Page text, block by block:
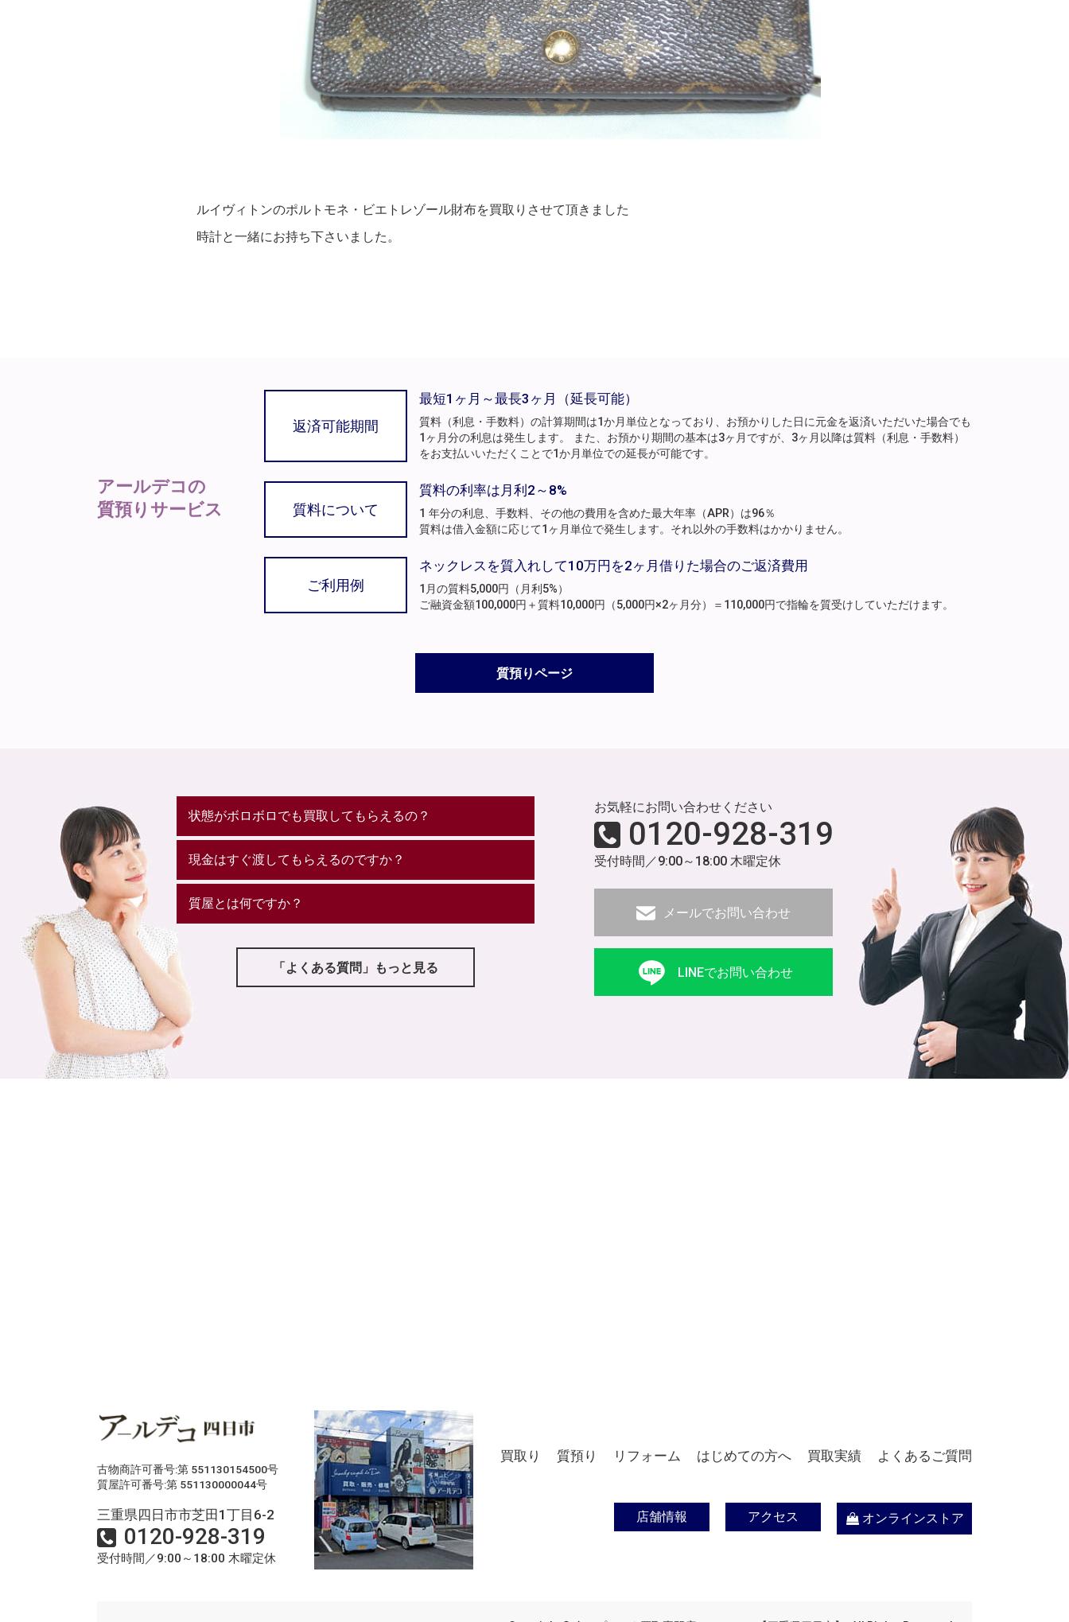
ルイヴィトンのポルトモネ・ビエトレゾール財布を買取りさせて頂きました
時計と一緒にお持ち下さいました。
アールデコの
質預りサービス
返済可能期間
最短1ヶ月～最長3ヶ月（延長可能）
質料（利息・手数料）の計算期間は1か月単位となっており、お預かりした日に元金を返済いただいた場合でも
1ヶ月分の利息は発生します。 また、お預かり期間の基本は3ヶ月ですが、3ヶ月以降は質料（利息・手数料）
をお支払いいただくことで1か月単位での延長が可能です。
質料について
質料の利率は月利2～8%
1 年分の利息、手数料、その他の費用を含めた最大年率（APR）は96％
質料は借入金額に応じて1ヶ月単位で発生します。それ以外の手数料はかかりません。
ご利用例
ネックレスを質入れして10万円を2ヶ月借りた場合のご返済費用
1月の質料5,000円（月利5%）
ご融資金額100,000円＋質料10,000円（5,000円×2ヶ月分）＝110,000円で指輪を質受けしていただけます。
質預りページ
状態がボロボロでも買取してもらえるの？
現金はすぐ渡してもらえるのですか？
質屋とは何ですか？
「よくある質問」もっと見る
お気軽にお問い合わせください
0120-928-319
受付時間／9:00～18:00 木曜定休
メールでお問い合わせ
LINEでお問い合わせ
古物商許可番号:第 551130154500号
質屋許可番号:第 551130000044号
三重県四日市市芝田1丁目6-2
0120-928-319
受付時間／9:00～18:00 木曜定休
買取り 質預り リフォーム はじめての方へ 買取実績 よくあるご質問
店舗情報 アクセス オンラインストア